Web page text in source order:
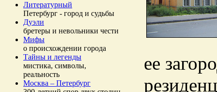
Литературный
Петербург - город и судьбы
Дуэли
бретеры и невольники чести
Мифы
о происхождении города
Тайны и легенды
мистика, символы,
реальность
Москва – Петербург
ее